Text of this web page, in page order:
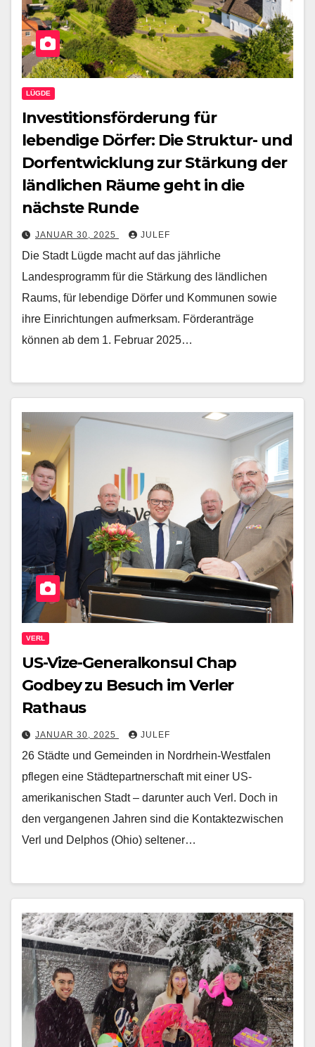
LÜGDE
Investitionsförderung für
lebendige Dörfer: Die Struktur- und
Dorfentwicklung zur Stärkung der
ländlichen Räume geht in die
nächste Runde
JANUAR 30, 2025 JULEF
Die Stadt Lügde macht auf das jährliche
Landesprogramm für die Stärkung des ländlichen
Raums, für lebendige Dörfer und Kommunen sowie
ihre Einrichtungen aufmerksam. Förderanträge
können ab dem 1. Februar 2025…
VERL
US-Vize-Generalkonsul Chap
Godbey zu Besuch im Verler
Rathaus
JANUAR 30, 2025 JULEF
26 Städte und Gemeinden in Nordrhein-Westfalen
pflegen eine Städtepartnerschaft mit einer US-
amerikanischen Stadt – darunter auch Verl. Doch in
den vergangenen Jahren sind die Kontaktezwischen
Verl und Delphos (Ohio) seltener…